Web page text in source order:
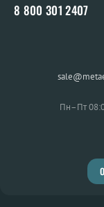
8 800 301 2407
Пн–Пт